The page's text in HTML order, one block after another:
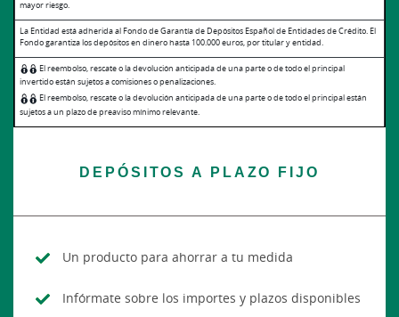
mayor riesgo.
La Entidad está adherida al Fondo de Garantía de Depósitos Español de Entidades de Crédito. El
Fondo garantiza los depósitos en dinero hasta 100.000 euros, por titular y entidad.
El reembolso, rescate o la devolución anticipada de una parte o de todo el principal
invertido están sujetos a comisiones o penalizaciones.
El reembolso, rescate o la devolución anticipada de una parte o de todo el principal están
sujetos a un plazo de preaviso mínimo relevante.
DEPÓSITOS A PLAZO FIJO
Un producto para ahorrar a tu medida
Infórmate sobre los importes y plazos disponibles